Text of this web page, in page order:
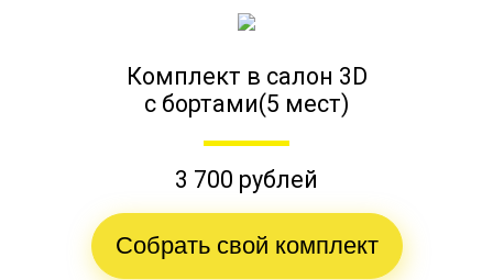
Комплект в салон 3D
с бортами(5 мест)
3 700 рублей
Собрать свой комплект